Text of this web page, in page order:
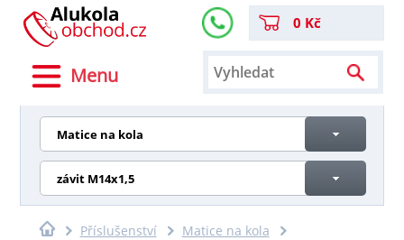
Menu
0 Kč
Matice na kola
závit M14x1,5
Příslušenství
Matice na kola